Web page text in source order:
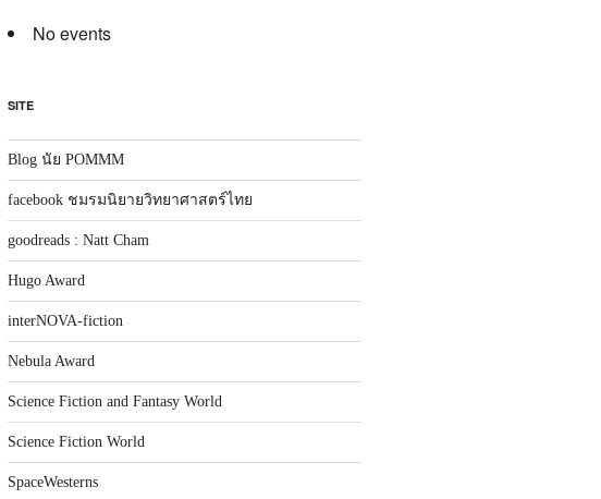
No events
SITE
Blog นัย POMMM
facebook ชมรมนิยายวิทยาศาสตร์ไทย
goodreads : Natt Cham
Hugo Award
interNOVA-fiction
Nebula Award
Science Fiction and Fantasy World
Science Fiction World
SpaceWesterns